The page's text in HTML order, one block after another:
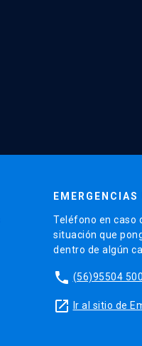
EMERGENCIAS
Teléfono en caso
situación que
dentro de algún
phone (56)95504
launch Ir al sitio de